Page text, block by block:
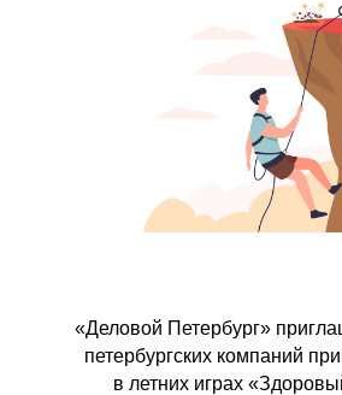
«Деловой Петербург»
петербургских компаний
в летних играх